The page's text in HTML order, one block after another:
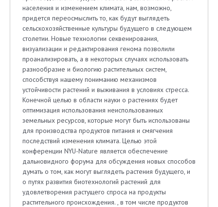
населения и изменением климата, нам, возможно,
придется переосмыслить то, как будут выглядеть
сельскохозяйственные культуры будущего в следующем
столетии. Новые технологии секвенирования,
визуализации и редактирования генома позволили
проанализировать, а в некоторых случаях использовать
разнообразие и биологию растительных систем,
способствуя нашему пониманию механизмов
устойчивости растений и выживания в условиях стресса.
Конечной целью в области науки о растениях будет
оптимизация использования неиспользованных
земельных ресурсов, которые могут быть использованы
для производства продуктов питания и смягчения
последствий изменения климата. Целью этой
конференции NYU-Nature является обеспечение
дальновидного форума для обсуждения новых способов
думать о том, как могут выглядеть растения будущего, и
о путях развития биотехнологий растений для
удовлетворения растущего спроса на продукты
растительного происхождения. , в том числе продуктов